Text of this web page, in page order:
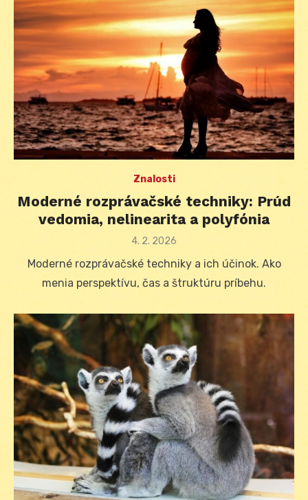
Znalosti
Moderné rozprávačské techniky: Prúd
vedomia, nelinearita a polyfónia
Posted
4. 2. 2026
Moderné rozprávačské techniky a ich účinok. Ako
menia perspektívu, čas a štruktúru príbehu.